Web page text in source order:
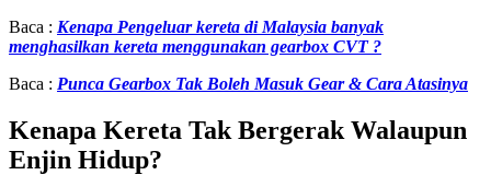
Baca : Kenapa Pengeluar kereta di Malaysia banyak
menghasilkan kereta menggunakan gearbox CVT ?
Baca : Punca Gearbox Tak Boleh Masuk Gear & Cara Atasinya
Kenapa Kereta Tak Bergerak Walaupun
Enjin Hidup?